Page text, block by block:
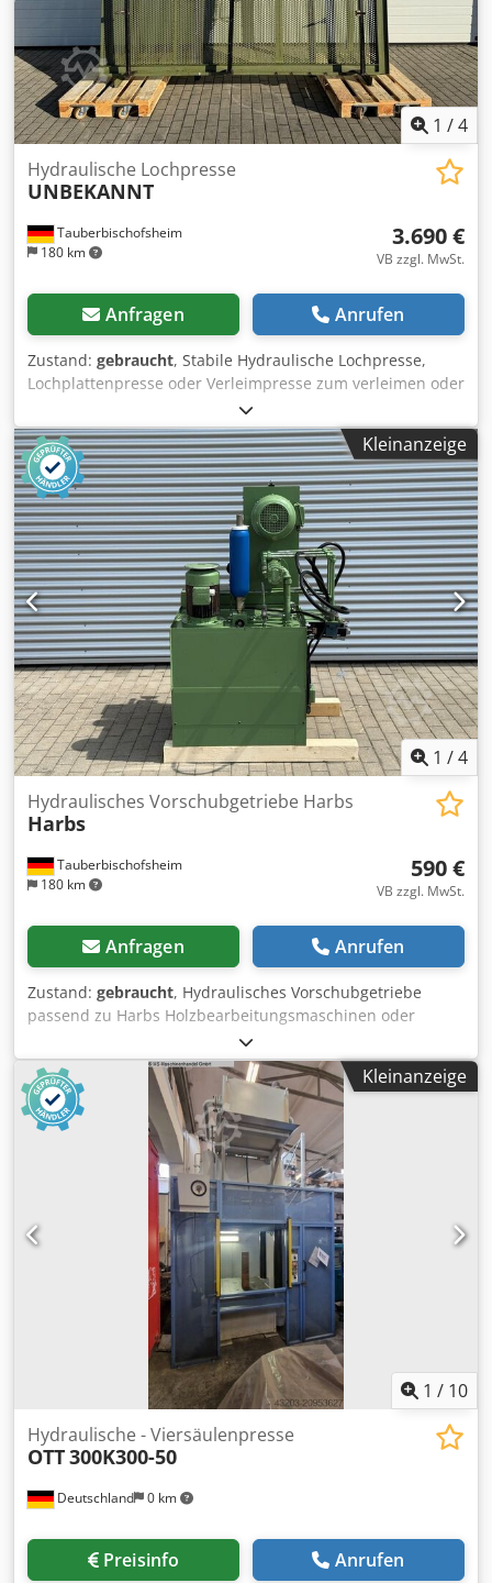
1 /4
Tauberbischofsheim
180 km
Hydraulische Lochpresse
UNBEKANNT
3.690 €
VB zzgl. MwSt.
Anfragen Anrufen
Zustand: gebraucht, Stabile Hydraulische Lochpresse,
Lochplattenpresse oder Verleimpresse zum verleimen oder
fixieren von Werkstücken wie Rahmen, Platten, Fenster
oder Türen. Technische Daten: - Zylinder: 6 - Niederhalter:
3 Csdpfxozryy Ss Aa Usha - Pressfläche: 260 x 145 cmKleinanzeige
1 /4
Tauberbischofsheim
180 km
Hydraulisches Vorschubgetriebe Harbs
Harbs
590 €
VB zzgl. MwSt.
Anfragen Anrufen
Zustand: gebraucht, Hydraulisches Vorschubgetriebe
passend zu Harbs Holzbearbeitungsmaschinen oder
ähnlichem. Das Getriebe ermöglich eine manuelle
stufenlose Einstellung der Vorschub- bzw.
Getriebegeschwindigkeit. Csdpfxezrxuue Aa Ujha
Technische Daten: - Getriebemotor: 7,5 kW
Kleinanzeige
1 / 10
Deutschland 0 km
Hydraulische - Viersäulenpresse
OTT300K300-50
Preisinfo Anrufen